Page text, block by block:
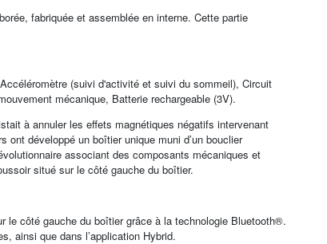
fabriquée et assemblée en interne. Cette partie
(suivi d'activité et suivi du sommeil), Circuit
mécanique, Batterie rechargeable (3V).
à annuler les effets magnétiques négatifs intervenant
ont développé un boîtier unique muni d’un bouclier
associant des composants mécaniques et
situé sur le côté gauche du boîtier.
le côté gauche du boîtier grâce à la technologie Bluetooth®.
ainsi que dans l’application Hybrid.